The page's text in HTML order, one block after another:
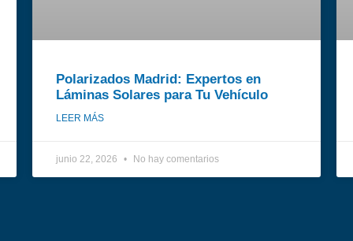
Polarizados Madrid: Expertos en
Láminas Solares para Tu Vehículo
LEER MÁS
junio 22, 2026 No hay comentarios